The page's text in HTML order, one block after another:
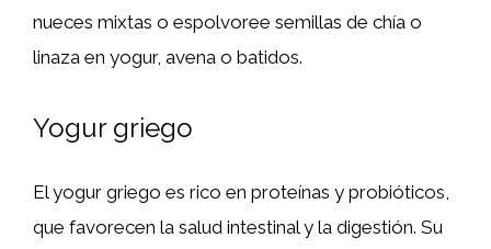
nueces mixtas o espolvoree semillas de chía o
linaza en yogur, avena o batidos.
Yogur griego
El yogur griego es rico en proteínas y probióticos,
que favorecen la salud intestinal y la digestión. Su